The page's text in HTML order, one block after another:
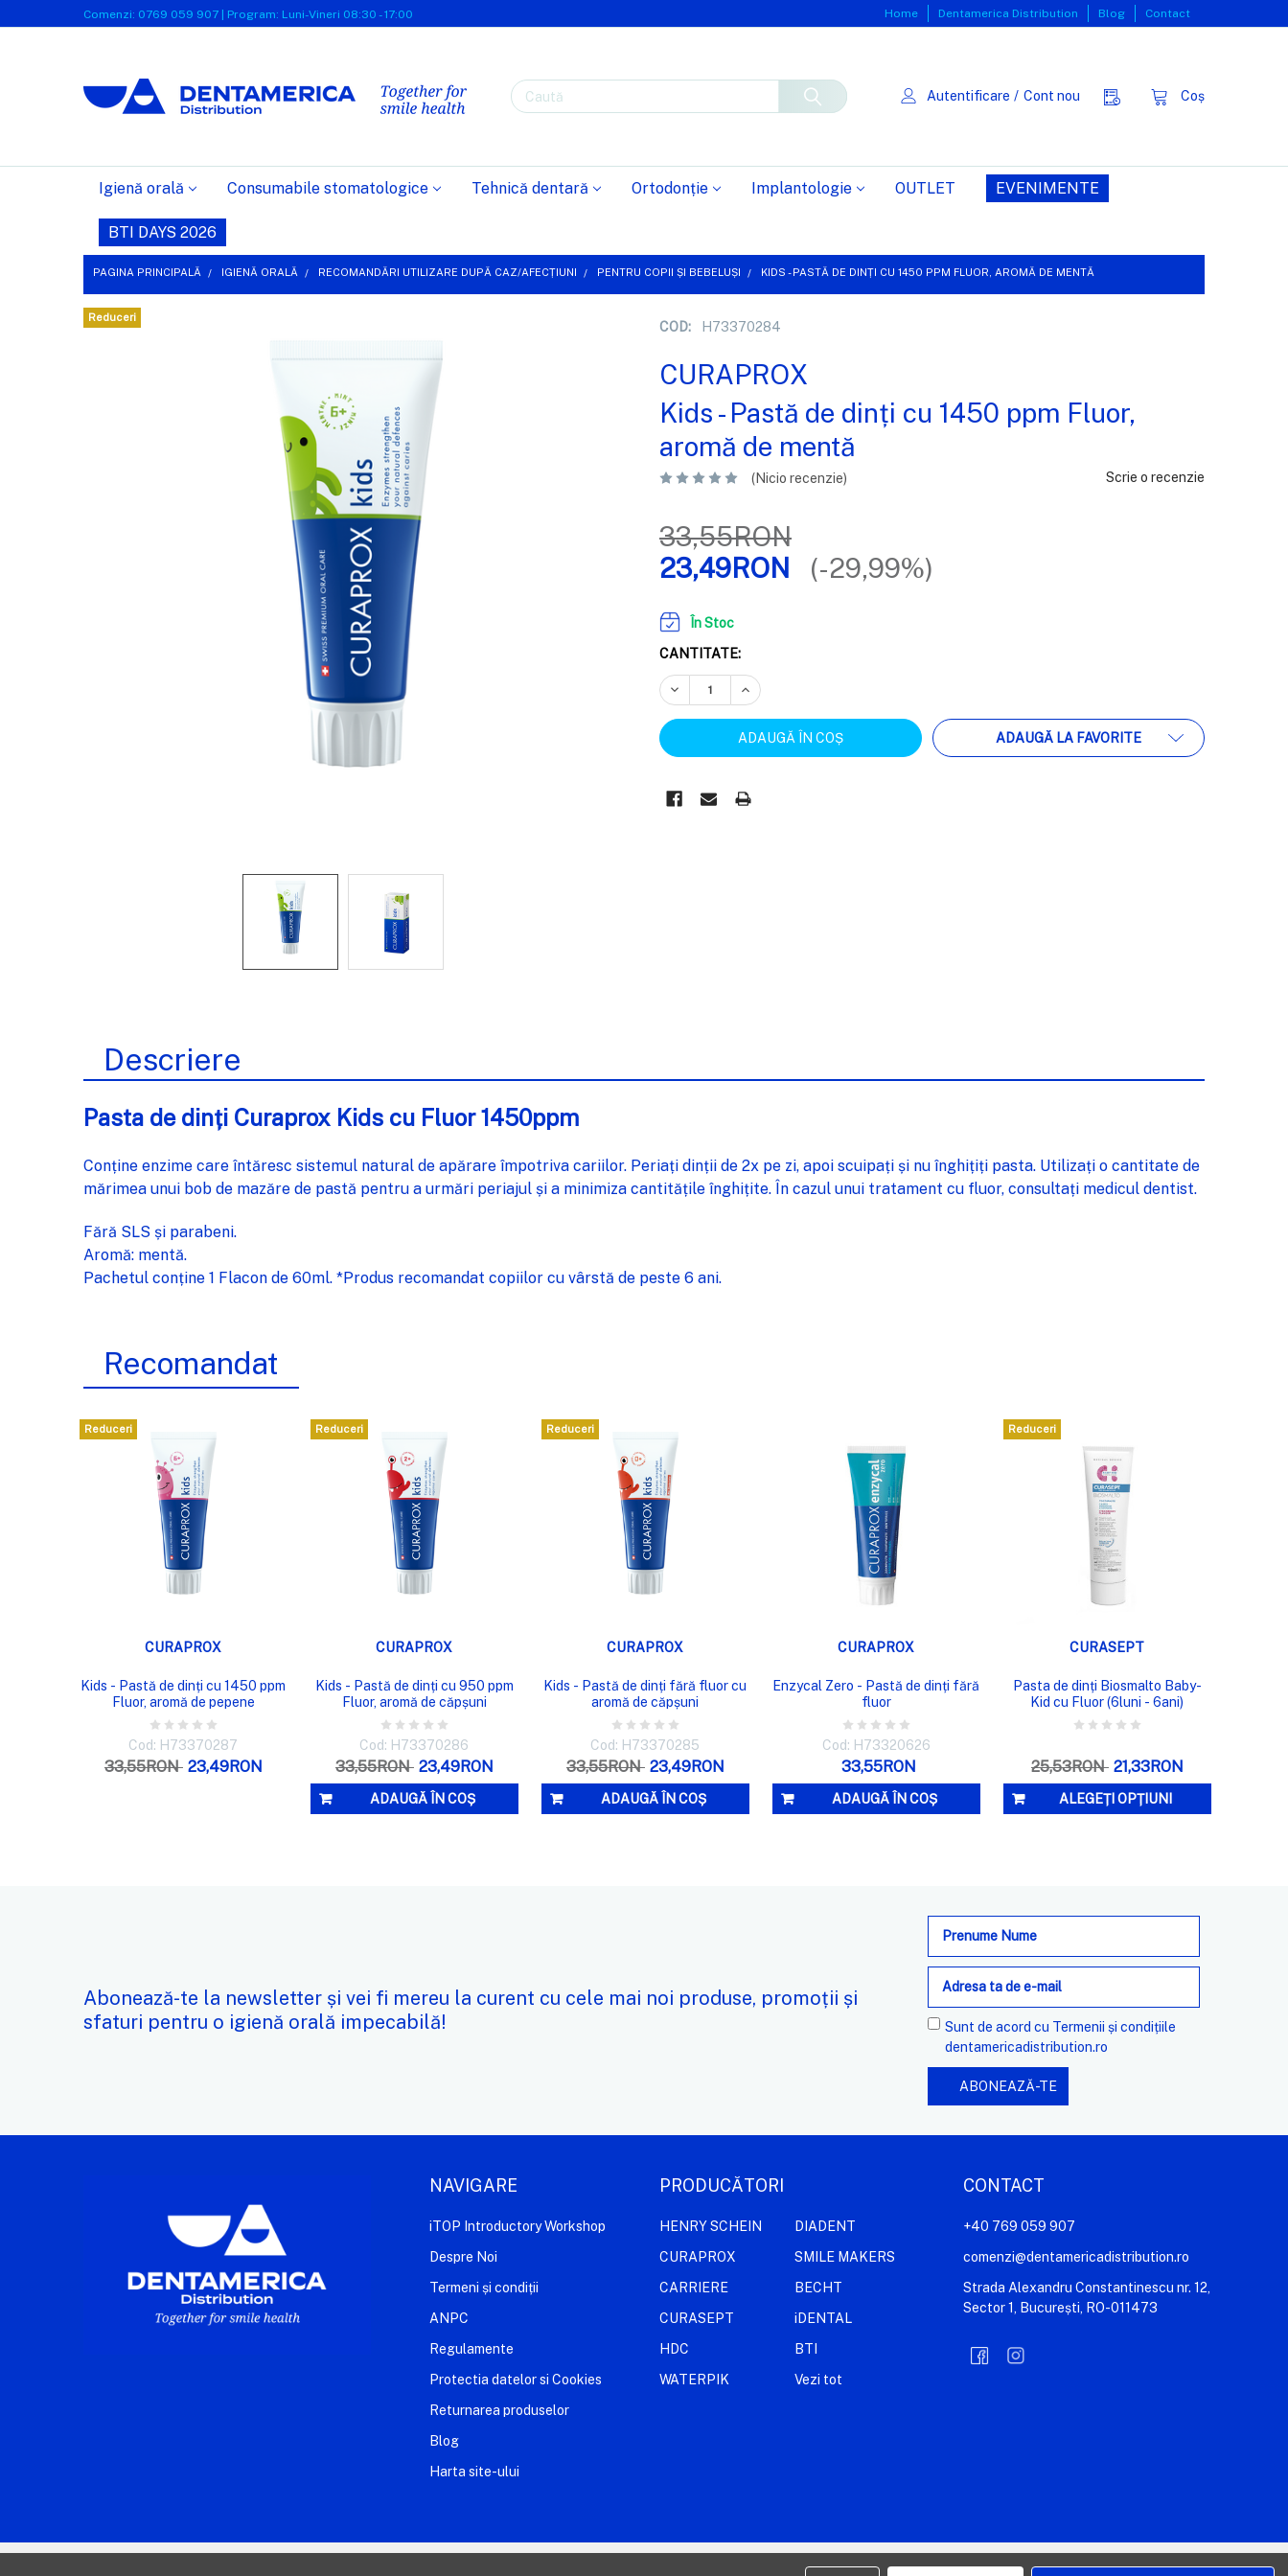
Comenzi: 0769 059 907 | Program: Luni-Vineri 08:30 - 17:00 Home Dentamerica Distribution Blog Contact
Autentificare / Cont nou Coș
Caută
Igienă orală Consumabile stomatologice Tehnică dentară Ortodonție Implantologie OUTLET EVENIMENTE
BTI DAYS 2026
PAGINA PRINCIPALĂ IGIENĂ ORALĂ RECOMANDĂRI UTILIZARE DUPĂ CAZ/AFECȚIUNI PENTRU COPII ȘI BEBELUȘI KIDS - PASTĂ DE DINȚI CU 1450 PPM FLUOR, AROMĂ DE MENTĂ
COD: H73370284
CURAPROX
Kids - Pastă de dinți cu 1450 ppm Fluor,
aromă de mentă
(Nicio recenzie) Scrie o recenzie
Reduceri
33,55RON
23,49RON
(-29,99%)
În Stoc
CANTITATE:
REDUCEȚI CANTITATEA:
CREȘTEȚI CANTITATEA:
ADAUGĂ LA FAVORITE
Descriere
Pasta de dinți Curaprox Kids cu Fluor 1450ppm
Conține enzime care întăresc sistemul natural de apărare împotriva cariilor. Periați dinții de 2x pe zi, apoi scuipați și nu înghițiți pasta. Utilizați o cantitate de
mărimea unui bob de mazăre de pastă pentru a urmări periajul și a minimiza cantitățile înghițite. În cazul unui tratament cu fluor, consultați medicul dentist.
Fără SLS și parabeni.
Aromă: mentă.
Pachetul conține 1 Flacon de 60ml. *Produs recomandat copiilor cu vârstă de peste 6 ani.
Recomandat
Reduceri
VIZUALIZARE RAPIDĂ
CURAPROX
Kids - Pastă de dinți cu 1450 ppm
Fluor, aromă de pepene
Cod: H73370287
33,55RON 23,49RON
Reduceri
VIZUALIZARE RAPIDĂ
CURAPROX
Kids - Pastă de dinți cu 950 ppm
Fluor, aromă de căpșuni
Cod: H73370286
33,55RON 23,49RON
ADAUGĂ ÎN COȘ
Reduceri
VIZUALIZARE RAPIDĂ
CURAPROX
Kids - Pastă de dinți fără fluor cu
aromă de căpșuni
Cod: H73370285
33,55RON 23,49RON
ADAUGĂ ÎN COȘ
VIZUALIZARE RAPIDĂ
CURAPROX
Enzycal Zero - Pastă de dinți fără
fluor
Cod: H73320626
33,55RON
ADAUGĂ ÎN COȘ
Reduceri
VIZUALIZARE RAPIDĂ
CURASEPT
Pasta de dinți Biosmalto Baby-
Kid cu Fluor (6luni - 6ani)
25,53RON 21,33RON
ALEGEȚI OPȚIUNI
Abonează-te la newsletter și vei fi mereu la curent cu cele mai noi produse, promoții și
sfaturi pentru o igienă orală impecabilă!
Adresa
e-
mail
Sunt de acord cu Termenii și condițiile
dentamericadistribution.ro
NAVIGARE
iTOP Introductory Workshop
Despre Noi
Termeni și condiții
ANPC
Regulamente
Protectia datelor si Cookies
Returnarea produselor
Blog
Harta site-ului
PRODUCĂTORI
HENRY SCHEIN
CURAPROX
CARRIERE
CURASEPT
HDC
WATERPIK
DIADENT
SMILE MAKERS
BECHT
iDENTAL
BTI
Vezi tot
CONTACT
+40 769 059 907
comenzi@dentamericadistribution.ro
Strada Alexandru Constantinescu nr. 12,
Sector 1, București, RO-011473